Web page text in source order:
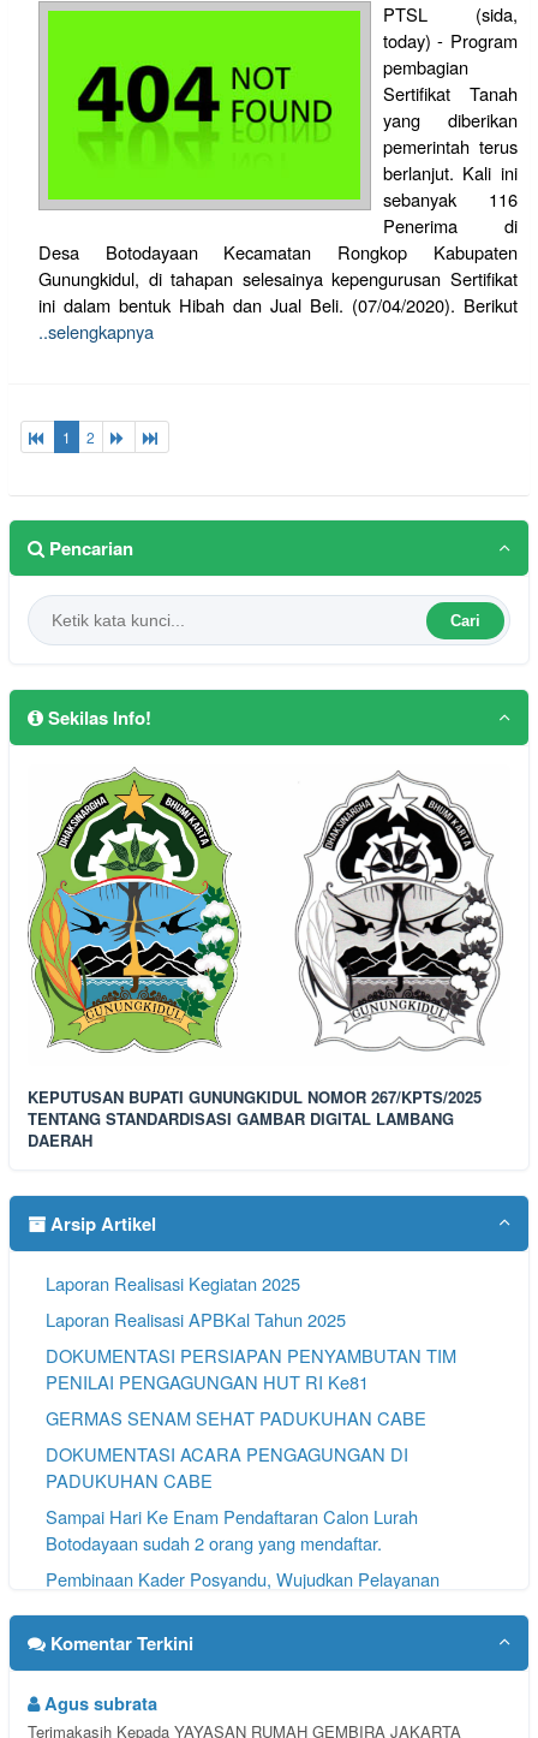
PTSL (sida,
today) - Program
pembagian
Sertifikat Tanah
yang diberikan
pemerintah terus
berlanjut. Kali ini
sebanyak 116
Penerima di
Desa Botodayaan Kecamatan Rongkop Kabupaten
Gunungkidul, di tahapan selesainya kepengurusan Sertifikat
ini dalam bentuk Hibah dan Jual Beli. (07/04/2020). Berikut
..selengkapnya
1 2
Pencarian
Cari
Sekilas Info!
KEPUTUSAN BUPATI GUNUNGKIDUL NOMOR 267/KPTS/2025
TENTANG STANDARDISASI GAMBAR DIGITAL LAMBANG
DAERAH
Arsip Artikel
Laporan Realisasi Kegiatan 2025
Laporan Realisasi APBKal Tahun 2025
DOKUMENTASI PERSIAPAN PENYAMBUTAN TIM
PENILAI PENGAGUNGAN HUT RI Ke81
GERMAS SENAM SEHAT PADUKUHAN CABE
DOKUMENTASI ACARA PENGAGUNGAN DI
PADUKUHAN CABE
Sampai Hari Ke Enam Pendaftaran Calon Lurah
Botodayaan sudah 2 orang yang mendaftar.
Pembinaan Kader Posyandu, Wujudkan Pelayanan
Komentar Terkini
Agus subrata
Terimakasih Kepada YAYASAN RUMAH GEMBIRA JAKARTA